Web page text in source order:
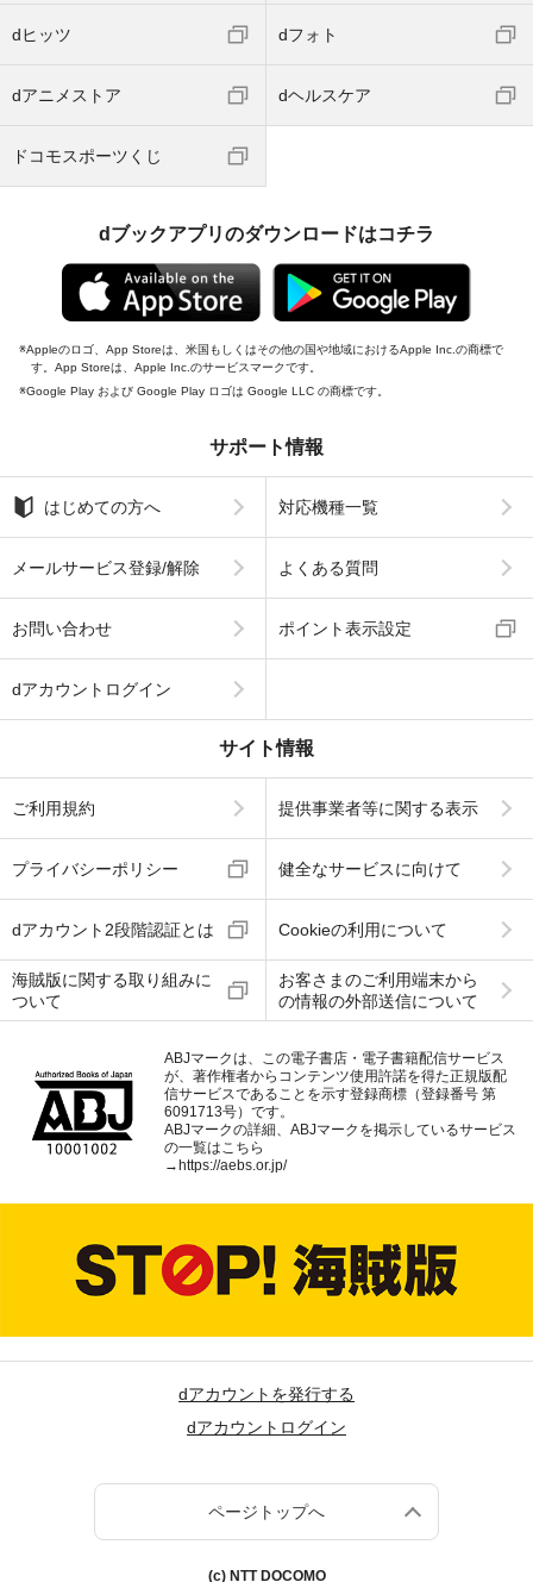
dヒッツ dフォト
dアニメストア dヘルスケア
ドコモスポーツくじ
dブックアプリのダウンロードはコチラ
Appleのロゴ、App Storeは、米国もしくはその他の国や地域におけるApple Inc.の商標で
す。App Storeは、Apple Inc.のサービスマークです。
Google Play および Google Play ロゴは Google LLC の商標です。
サポート情報
はじめての方へ 対応機種一覧
メールサービス登録/解除 よくある質問
お問い合わせ ポイント表示設定
dアカウントログイン
サイト情報
ご利用規約 提供事業者等に関する表示
プライバシーポリシー 健全なサービスに向けて
dアカウント2段階認証とは Cookieの利用について
海賊版に関する取り組みに
ついて
お客さまのご利用端末から
の情報の外部送信について
ABJマークは、この電子書店・電子書籍配信サービス
が、著作権者からコンテンツ使用許諾を得た正規版配
信サービスであることを示す登録商標（登録番号 第
6091713号）です。
ABJマークの詳細、ABJマークを掲示しているサービス
の一覧はこちら
→ https://aebs.or.jp/
dアカウントを発行する
dアカウントログイン
ページトップへ
(c) NTT DOCOMO